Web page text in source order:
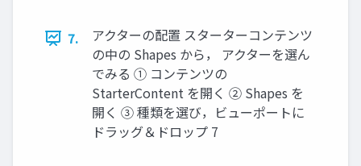
7.
アクターの配置 スターターコンテンツ
の中の Shapes から， アクターを選ん
でみる ① コンテンツの
StarterContent を開く ② Shapes を
開く ③ 種類を選び，ビューポートに
ドラッグ＆ドロップ 7